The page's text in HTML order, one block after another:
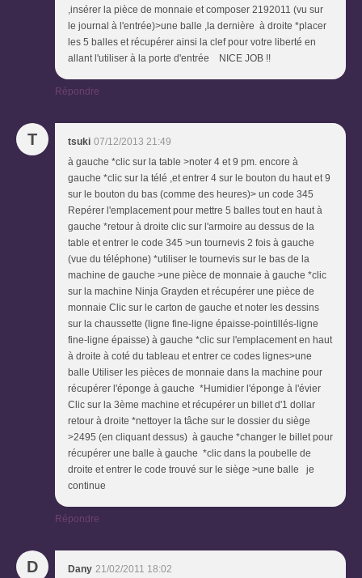
,insérer la pièce de monnaie et composer 2192011 (vu sur
le journal à l'entrée)>une balle ,la dernière à droite *placer
les 5 balles et récupérer ainsi la clef pour votre liberté en
allant l'utiliser à la porte d'entrée NICE JOB !!
Répondre
T tsuki 07/12/2013 21:49
à gauche *clic sur la table >noter 4 et 9 pm. encore à
gauche *clic sur la télé ,et entrer 4 sur le bouton du haut et 9
sur le bouton du bas (comme des heures)> un code 345
Repérer l'emplacement pour mettre 5 balles tout en haut à
gauche *retour à droite clic sur l'armoire au dessus de la
table et entrer le code 345 >un tournevis 2 fois à gauche
(vue du téléphone) *utiliser le tournevis sur le bas de la
machine de gauche >une pièce de monnaie à gauche *clic
sur la machine Ninja Grayden et récupérer une pièce de
monnaie Clic sur le carton de gauche et noter les dessins
sur la chaussette (ligne fine-ligne épaisse-pointillés-ligne
fine-ligne épaisse) à gauche *clic sur l'emplacement en haut
à droite à coté du tableau et entrer ce codes lignes>une
balle Utiliser les pièces de monnaie dans la machine pour
récupérer l'éponge à gauche *Humidier l'éponge à l'évier
Clic sur la 3ème machine et récupérer un billet d'1 dollar
retour à droite *nettoyer la tâche sur le dossier du siège
>2495 (en cliquant dessus) à gauche *changer le billet pour
récupérer une balle à gauche *clic dans la poubelle de
droite et entrer le code trouvé sur le siège >une balle je
continue
Répondre
D Dany 21/02/2011 18:02